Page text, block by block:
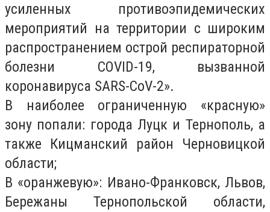
усиленных противоэпидемических
мероприятий на территории с широким
распространением острой респираторной
болезни COVID-19, вызванной
коронавируса SARS-CoV-2».
В наиболее ограниченную «красную»
зону попали: города Луцк и Тернополь, а
также Кицманский район Черновицкой
области;
В «оранжевую»: Ивано-Франковск, Львов,
Бережаны Тернопольской области,